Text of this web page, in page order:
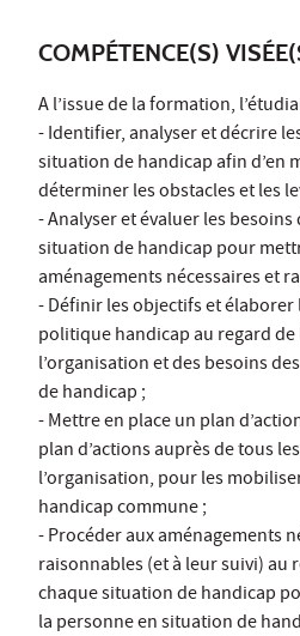
COMPÉTENCE(S)
A l’issue de la formation,
- Identifier, analyser et décrire
situation de handicap afin d’en
déterminer les obstacles et les
- Analyser et évaluer les
situation de handicap pour
aménagements nécessaires et
- Définir les objectifs et élaborer
politique handicap au regard
l’organisation et des besoins
de handicap ;
- Mettre en place un plan
plan d’actions auprès de tous
l’organisation, pour les
handicap commune ;
- Procéder aux aménagements
raisonnables (et à leur suivi) au
chaque situation de handicap
la personne en situation de